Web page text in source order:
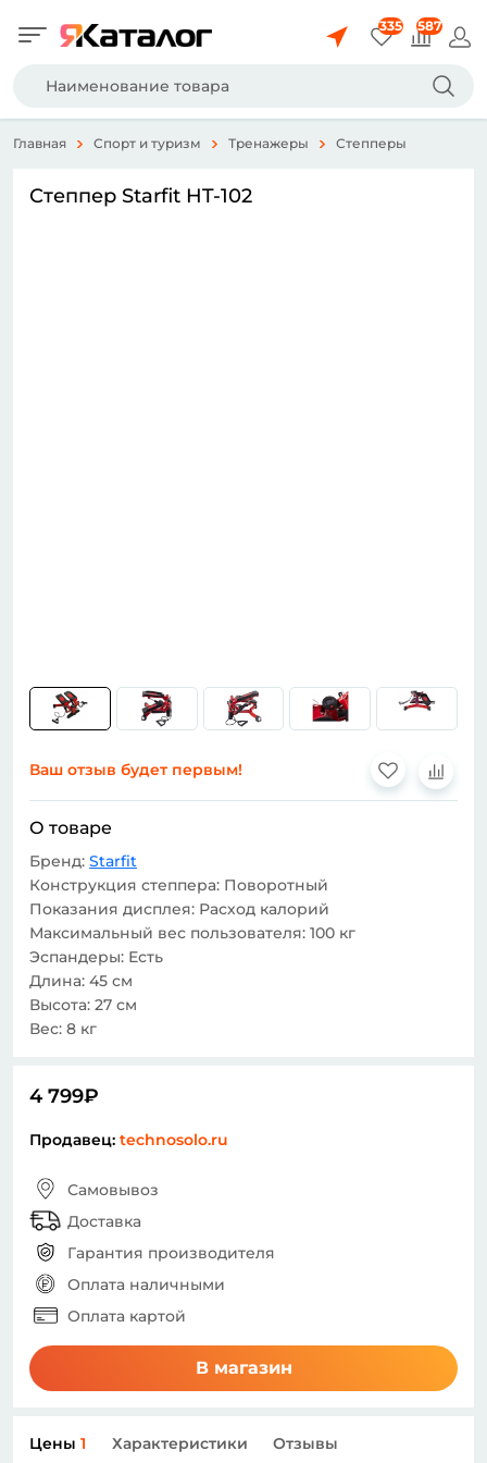
335 587
Главная Спорт и туризм Тренажеры Степперы
Степпер Starfit HT-102
Ваш отзыв будет первым!
О товаре
Бренд: Starfit
Конструкция степпера: Поворотный
Показания дисплея: Расход калорий
Максимальный вес пользователя: 100 кг
Эспандеры: Есть
Длина: 45 см
Высота: 27 см
Вес: 8 кг
4 799₽
Продавец: technosolo.ru
Самовывоз
Доставка
Гарантия производителя
Оплата наличными
Оплата картой
В магазин
Цены 1 Характеристики Отзывы